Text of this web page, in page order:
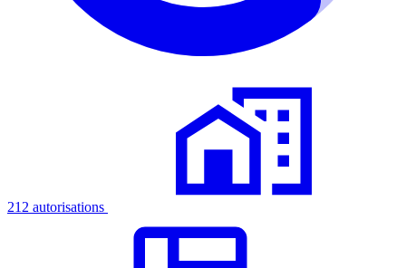
212 autorisations